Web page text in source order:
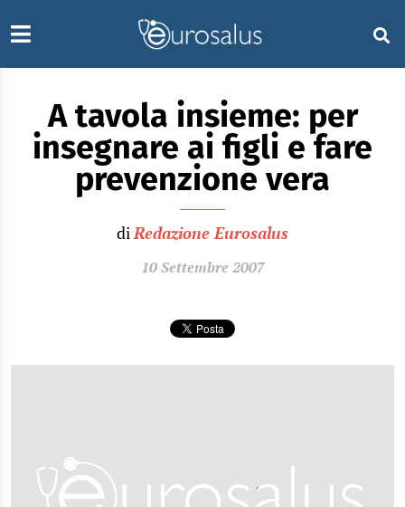
A tavola insieme: per
insegnare ai figli e fare
prevenzione vera
diRedazione Eurosalus
10 Settembre 2007